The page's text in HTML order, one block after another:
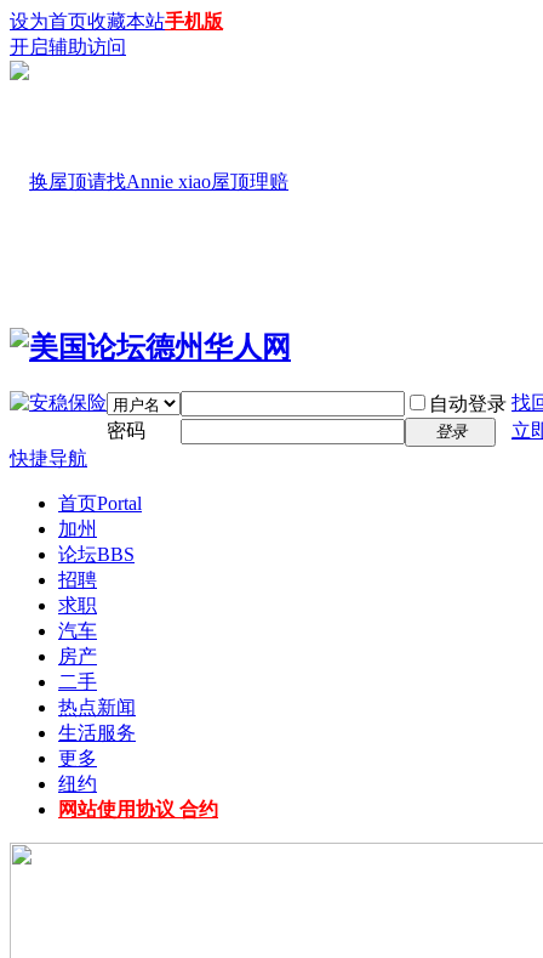
设为首页收藏本站手机版
开启辅助访问
自动登录 找
密码
登录
立
快捷导航
首页Portal
加州
论坛BBS
招聘
求职
汽车
房产
二手
热点新闻
生活服务
更多
纽约
网站使用协议 合约